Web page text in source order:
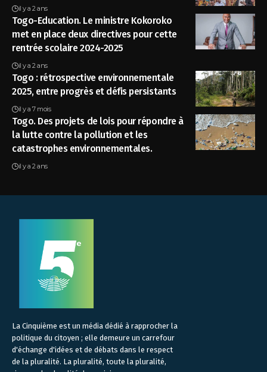
il y a 2 ans
Togo-Education. Le ministre Kokoroko
met en place deux directives pour cette
rentrée scolaire 2024-2025
il y a 2 ans
Togo : rétrospective environnementale
2025, entre progrès et défis persistants
il y a 7 mois
Togo. Des projets de lois pour répondre à
la lutte contre la pollution et les
catastrophes environnementales.
il y a 2 ans
La Cinquième est un média dédié à rapprocher la
politique du citoyen ; elle demeure un carrefour
d'échange d'idées et de débats dans le respect
de la pluralité. La pluralité, toute la pluralité,